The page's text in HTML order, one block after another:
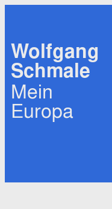
springen
Wolfgang
Schmale
Mein
Europa